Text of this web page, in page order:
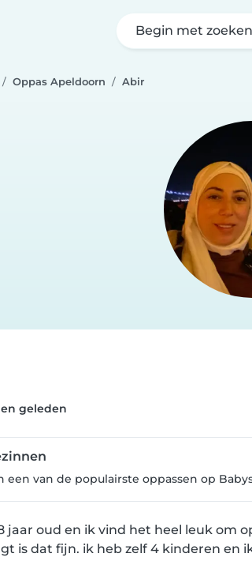
Begin met zoeken
Oppas Apeldoorn Abir
geleden
een van de populairste oppassen op
jaar oud en ik vind het heel leuk om
is dat fijn. ik heb zelf 4 kinderen en